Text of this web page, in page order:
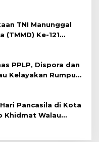
&
TNI Manunggal
(TMMD) Ke-121
2024) ?
PPLP, Dispora dan
Kelayakan Rumput
Pancasila di Kota
Khidmat Walau